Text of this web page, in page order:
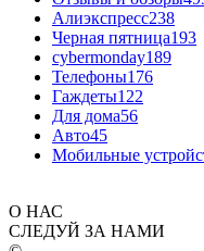
Алиэкспресс238
Черная пятница193
cybermonday189
Телефоны176
Гаждеты122
Для дома56
Авто45
Мобильные
О НАС
СЛЕДУЙ ЗА НАМИ